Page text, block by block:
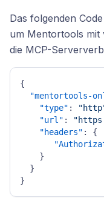
Das folgenden
um Mentortools mit
die MCP-
{
"mentortools-
"type" :
"url" :
"headers" :
{
}
}
}